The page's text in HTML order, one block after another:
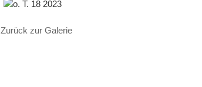
Zurück zur Galerie